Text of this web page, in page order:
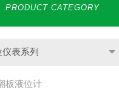
PRODUCT CATEGORY
表系列
板液位计